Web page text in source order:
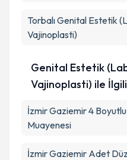
TorbalıGenital Estetik
Vajinoplasti)
Genital Estetik
Vajinoplasti) ile
İzmir Gaziemir 4
Muayenesi
İzmir Gaziemir Adet